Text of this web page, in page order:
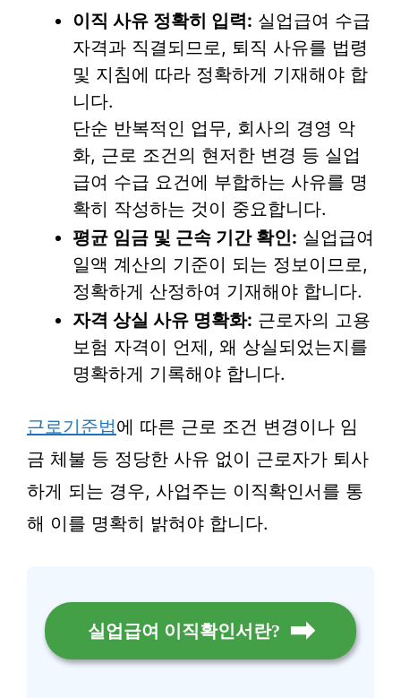
이직 사유 정확히 입력: 실업급여 수급
자격과 직결되므로, 퇴직 사유를 법령
및 지침에 따라 정확하게 기재해야 합
니다.
단순 반복적인 업무, 회사의 경영 악
화, 근로 조건의 현저한 변경 등 실업
급여 수급 요건에 부합하는 사유를 명
확히 작성하는 것이 중요합니다.
평균 임금 및 근속 기간 확인: 실업급여
일액 계산의 기준이 되는 정보이므로,
정확하게 산정하여 기재해야 합니다.
자격 상실 사유 명확화: 근로자의 고용
보험 자격이 언제, 왜 상실되었는지를
명확하게 기록해야 합니다.
근로기준법에 따른 근로 조건 변경이나 임
금 체불 등 정당한 사유 없이 근로자가 퇴사
하게 되는 경우, 사업주는 이직확인서를 통
해 이를 명확히 밝혀야 합니다.
실업급여 이직확인서란?